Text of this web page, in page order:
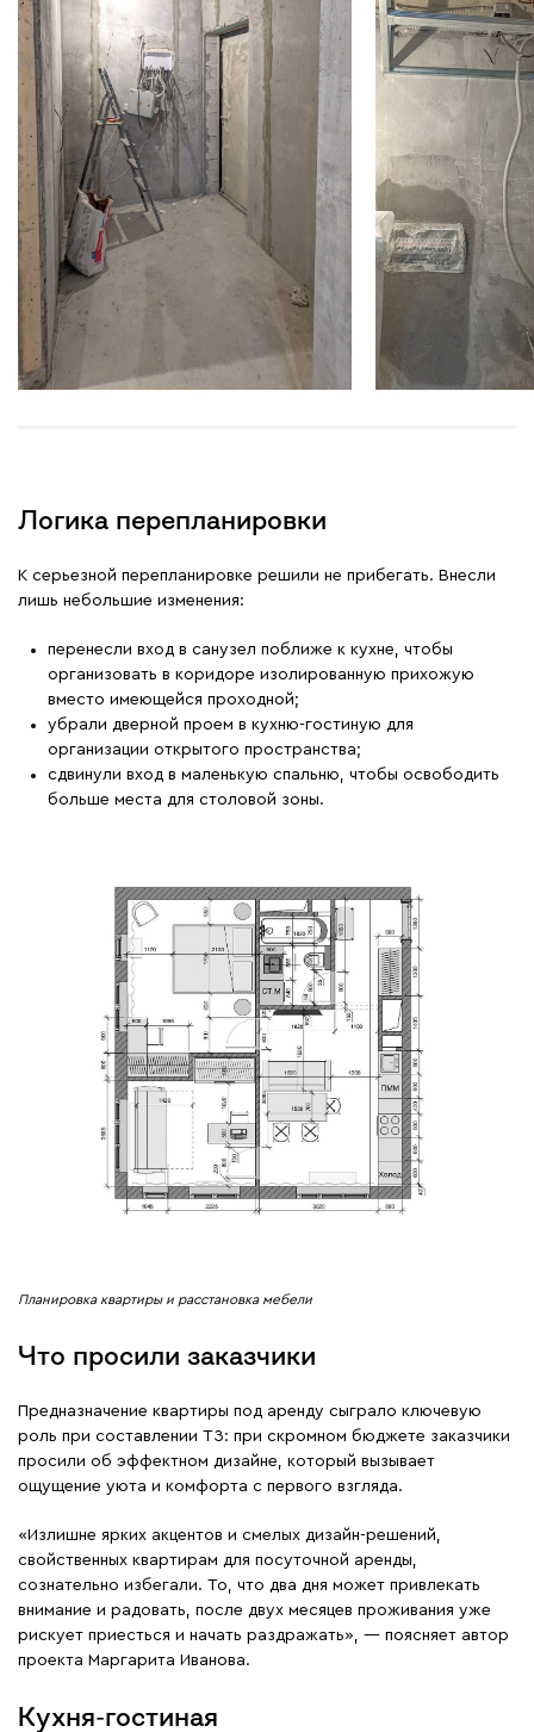
Логика перепланировки
К серьезной перепланировке решили не прибегать. Внесли
лишь небольшие изменения:
перенесли вход в санузел поближе к кухне, чтобы
организовать в коридоре изолированную прихожую
вместо имеющейся проходной;
убрали дверной проем в кухню-гостиную для
организации открытого пространства;
сдвинули вход в маленькую спальню, чтобы освободить
больше места для столовой зоны.
Планировка квартиры и расстановка мебели
Что просили заказчики
Предназначение квартиры под аренду сыграло ключевую
роль при составлении ТЗ: при скромном бюджете заказчики
просили об эффектном дизайне, который вызывает
ощущение уюта и комфорта с первого взгляда.
«Излишне ярких акцентов и смелых дизайн-решений,
свойственных квартирам для посуточной аренды,
сознательно избегали. То, что два дня может привлекать
внимание и радовать, после двух месяцев проживания уже
рискует приесться и начать раздражать», — поясняет автор
проекта Маргарита Иванова.
Кухня-гостиная